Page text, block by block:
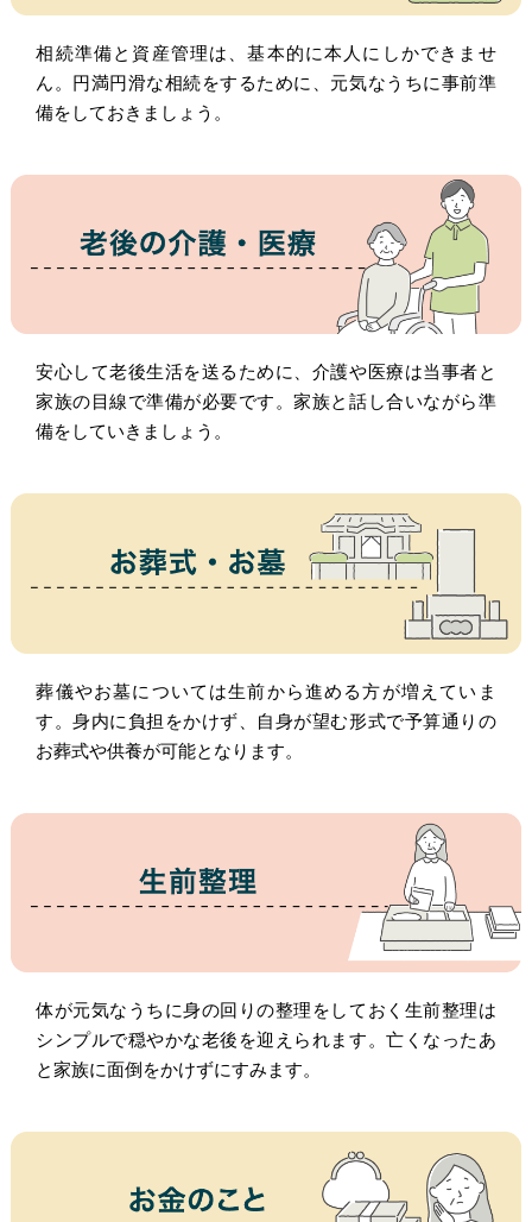
相続準備と資産管理は、基本的に本人にしかできませ
ん。円満円滑な相続をするために、元気なうちに事前準
備をしておきましょう。
安心して老後生活を送るために、介護や医療は当事者と
家族の目線で準備が必要です。家族と話し合いながら準
備をしていきましょう。
葬儀やお墓については生前から進める方が増えていま
す。身内に負担をかけず、自身が望む形式で予算通りの
お葬式や供養が可能となります。
体が元気なうちに身の回りの整理をしておく生前整理は
シンプルで穏やかな老後を迎えられます。亡くなったあ
と家族に面倒をかけずにすみます。